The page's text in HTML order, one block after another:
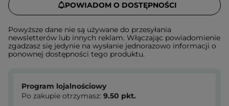
POWIADOM O DOSTĘPNOŚCI
Powyższe dane nie są używane do przesyłania
newsletterów lub innych reklam. Włączając powiadomienie
zgadzasz się jedynie na wysłanie jednorazowo informacji o
ponownej dostępności tego produktu.
Program lojalnościowy
Po zakupie otrzymasz: 9.50 pkt.